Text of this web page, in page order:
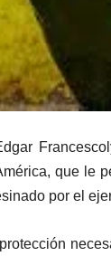
que le
por el